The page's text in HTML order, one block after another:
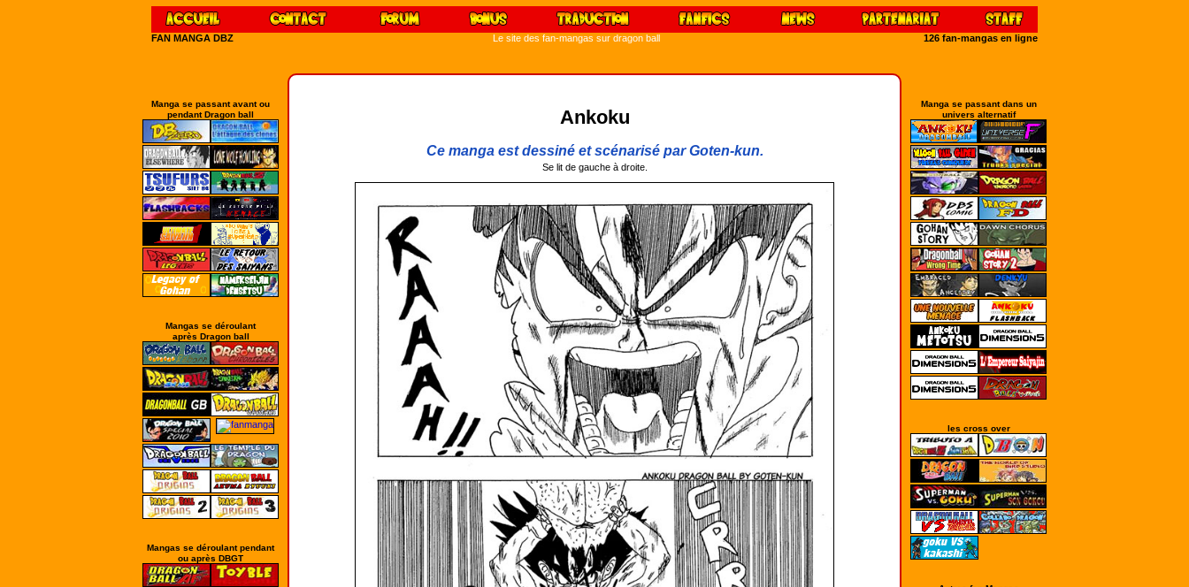
FAN MANGA DBZ Le site des fan-mangas sur dragon ball 126 fan-mangas en ligne
Manga se passant dans un
univers alternatif
les cross over
Manga se passant avant ou
pendant Dragon ball
Mangas se déroulant
après Dragon ball
Mangas se déroulant pendant
ou après DBGT
Ankoku
Ce manga est dessiné et scénarisé par Goten-kun.
Se lit de gauche à droite.